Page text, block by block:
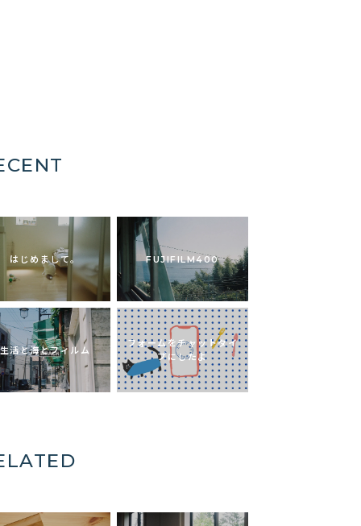
はじめまして。 FUJIFILM400
生活と海とフィルム
フォームをチャットタイ
プにしたよ